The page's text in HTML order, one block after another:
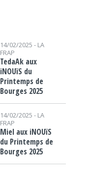
14/02/2025 - LA
FRAP
TedaAk aux
iNOUïS du
Printemps de
Bourges 2025
14/02/2025 - LA
FRAP
Miel aux iNOUïS
du Printemps de
Bourges 2025